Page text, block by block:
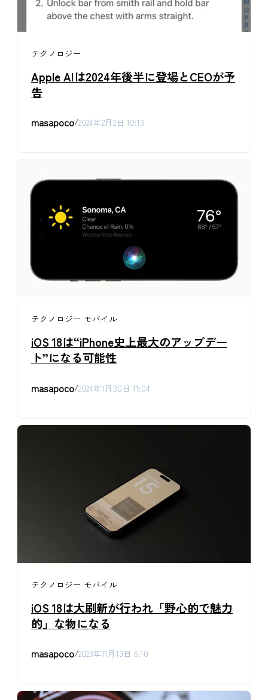
テクノロジー
Apple AIは2024年後半に登場とCEOが予
告
masapoco/2024年2月2日 10:13
テクノロジー モバイル
iOS 18は“iPhone史上最大のアップデー
ト”になる可能性
masapoco/2024年1月30日 11:04
テクノロジー モバイル
iOS 18は大刷新が行われ「野心的で魅力
的」な物になる
masapoco/2023年11月13日 6:10